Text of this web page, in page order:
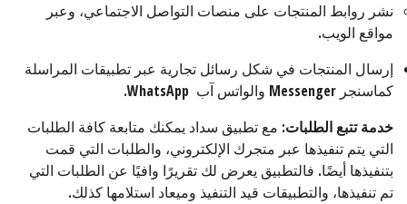
نشر روابط المنتجات على منصات التواصل الاجتماعي، وعبر
مواقع الويب.
إرسال المنتجات في شكل رسائل تجارية عبر تطبيقات المراسلة
كماسنجر Messenger والواتس آب WhatsApp.
خدمة تتبع الطلبات: مع تطبيق سداد يمكنك متابعة كافة الطلبات
التي يتم تنفيذها عبر متجرك الإلكتروني، والطلبات التي قمت
بتنفيذها أيضًا. فالتطبيق يعرض لك تقريرًا وافيًا عن الطلبات التي
تم تنفيذها، والتطبيقات قيد التنفيذ وميعاد استلامها كذلك.